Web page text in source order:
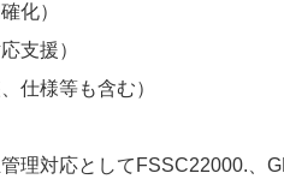
化）
支援）
仕様等も含む）
理対応として FSSC22000.、